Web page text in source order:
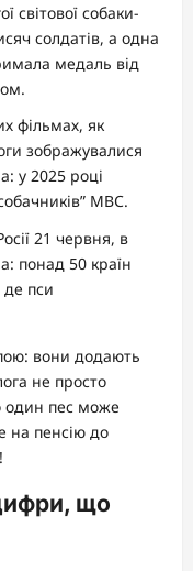
світової собаки-
солдатів, а одна
медаль від
фільмах, як
зображувалися
у 2025 році
МВС.
21 червня, в
понад 50 країн
пси
вони додають
не просто
один пес може
на пенсію до
що